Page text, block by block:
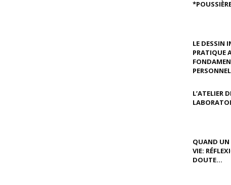
LE DESSIN
PRATIQUE
L’ATELIER
QUAND UN
VIE:
DOUTE...